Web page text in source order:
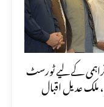
کے لیے ٹورسٹ
ملک عدیل اقبال